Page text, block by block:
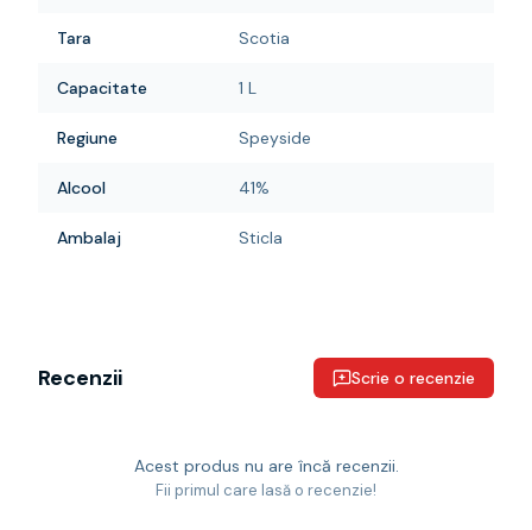
Tara Scotia
Capacitate 1 L
Regiune Speyside
Alcool 41%
Ambalaj Sticla
Recenzii Scrie o recenzie
Acest produs nu are încă recenzii.
Fii primul care lasă o recenzie!